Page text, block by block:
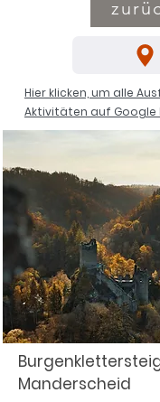
Hier klicken, um alle
Aktivitäten auf Google
Manderscheid